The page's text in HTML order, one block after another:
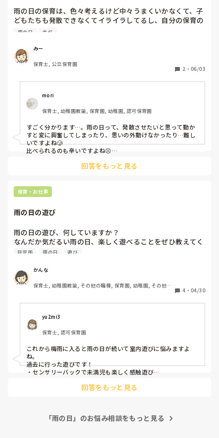
雨の日の保育は、色々考えるけど中々うまくいかなくて、子
どもたちも発散できなくてイライラしてるし、自分の保育の
質の低さを痛感する…。
た時はもっと〇〇してた」とか言われてああ、あたしだめだ
雨の日 主任
みー
保育士, 公立保育園
2 ・ 06/03
mori
保育士, 幼稚園教諭, 保育園, 幼稚園, 認可保育園
すごく分かります…。雨の日って、発散させたいと思って動か
すと変に興奮してしまったり、思いの外動けなかったり…難し
いですよね🥲
比べられるのも辛いですよね😣
回答をもっと見る
保育・お仕事
雨の日の遊び
雨の日の遊び、何していますか？
なんだか気だるい雨の日、楽しく遊べることをぜひ教えてく
ださい！
託児所 雨の日 遊び
かんな
保育士, 幼稚園教諭, その他の職種, 保育園, 幼稚園, その他の
4 ・ 04/30
yu2mi3
保育士, 認可保育園
これから梅雨に入ると雨の日が続いて室内遊びに悩みますよ
ね。
過去に行った遊びです！
・センサリーバックで未満児も楽しく感触遊び
雨の日も子どもたちのたくさんの笑顔が見られますように⭐︎
回答をもっと見る
「雨の日」のお悩み相談をもっと見る